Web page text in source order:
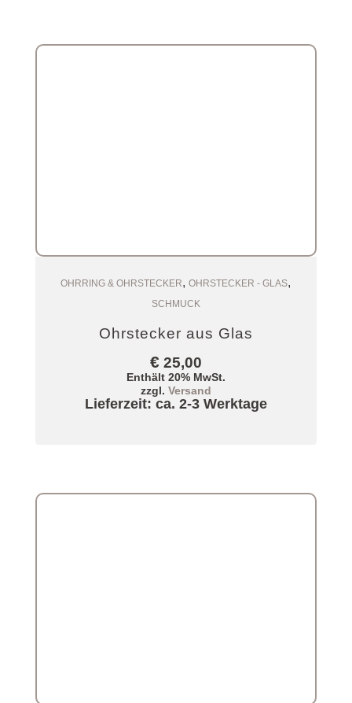
Zum Warenkorb
OHRRING & OHRSTECKER,OHRSTECKER - GLAS,
SCHMUCK
Ohrstecker aus Glas
€25,00
Enthält 20% MwSt.
zzgl. Versand
Lieferzeit: ca. 2-3 Werktage